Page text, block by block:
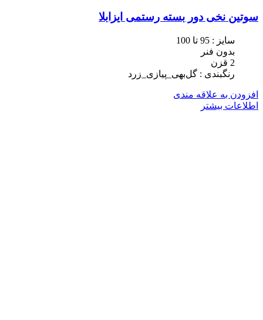
سوتین نخی دور بسته رستمی ایزابلا
سایز : 95 تا 100
بدون فنر
2 قزن
رنگبندی : گل‌بهی_پیازی_زرد
افزودن به علاقه مندی
اطلاعات بیشتر